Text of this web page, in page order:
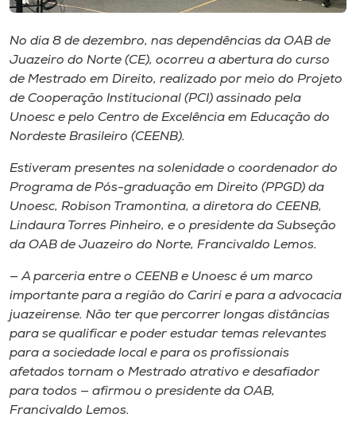
Museu
Unoesc
Store
o idioma
No dia 8 de dezembro, nas dependências da OAB de
Juazeiro do Norte (CE), ocorreu a abertura do curso
de Mestrado em Direito, realizado por meio do Projeto
de Cooperação Institucional (PCI) assinado pela
Unoesc e pelo Centro de Excelência em Educação do
Nordeste Brasileiro (CEENB).
Estiveram presentes na solenidade o coordenador do
Programa de Pós-graduação em Direito (PPGD) da
Unoesc, Robison Tramontina, a diretora do CEENB,
Lindaura Torres Pinheiro, e o presidente da Subseção
da OAB de Juazeiro do Norte, Francivaldo Lemos.
— A parceria entre o CEENB e Unoesc é um marco
importante para a região do Cariri e para a advocacia
juazeirense. Não ter que percorrer longas distâncias
para se qualificar e poder estudar temas relevantes
para a sociedade local e para os profissionais
afetados tornam o Mestrado atrativo e desafiador
para todos — afirmou o presidente da OAB,
Francivaldo Lemos.